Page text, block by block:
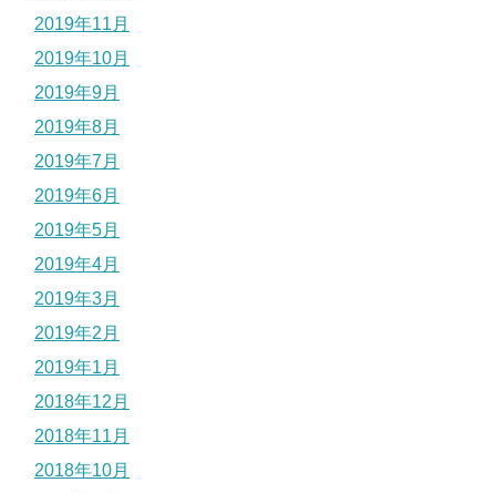
2019年11月
2019年10月
2019年9月
2019年8月
2019年7月
2019年6月
2019年5月
2019年4月
2019年3月
2019年2月
2019年1月
2018年12月
2018年11月
2018年10月